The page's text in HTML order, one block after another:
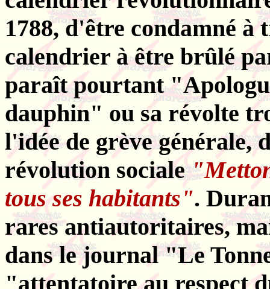
1788, d'être condamné à
calendrier à être brûlé
paraît pourtant
dauphin" ou sa révolte
l'idée de grève générale,
révolution sociale
tous ses habitants".
rares antiautoritaires,
dans le journal "Le
"attentatoire au respect